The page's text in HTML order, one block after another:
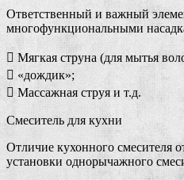
Ответственный и важный
многофункциональными
 Мягкая струна (для мытья
 «дождик»;
 Массажная струя и т.д.
Смеситель для кухни
Отличие кухонного смесителя
установки однорычажного